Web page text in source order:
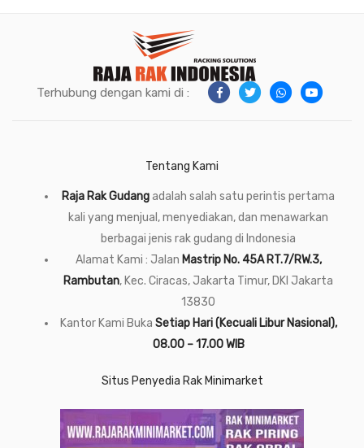
Terhubung dengan kami di :
Tentang Kami
Raja Rak Gudangadalah salah satu perintis pertama
kali yang menjual, menyediakan, dan menawarkan
berbagai jenis rak gudang di Indonesia
Alamat Kami : Jalan Mastrip No. 45A RT.7/RW.3,
Rambutan, Kec. Ciracas, Jakarta Timur, DKI Jakarta
13830
Kantor Kami Buka Setiap Hari (Kecuali Libur Nasional),
08.00 – 17.00 WIB
Situs Penyedia Rak Minimarket